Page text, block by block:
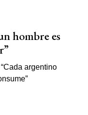
hombre es